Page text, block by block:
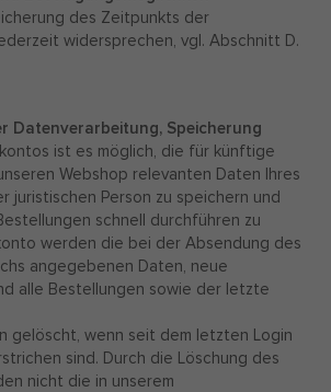
des Zeitpunkts der
widersprechen, vgl. Abschnitt D.
Datenverarbeitung, Speicherung
ist es möglich, die für künftige
Webshop relevanten Daten Ihres
juristischen Person zu speichern und
schnell durchführen zu
werden die bei der Absendung des
angegebenen Daten, neue
alle Bestellungen sowie der letzte
gelöscht, wenn seit dem letzten Login
sind. Durch die Löschung des
nicht die in unserem